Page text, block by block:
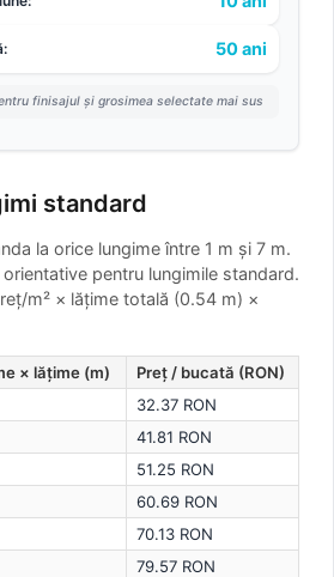
50 ani
finisajul și grosimea selectate mai sus
standard
la orice lungime între 1 m și 7 m.
pentru lungimile standard.
m² × lățime totală (0.54 m) ×
× lățime (m)
Preț / bucată (RON)
32.37 RON
41.81 RON
51.25 RON
60.69 RON
70.13 RON
79.57 RON